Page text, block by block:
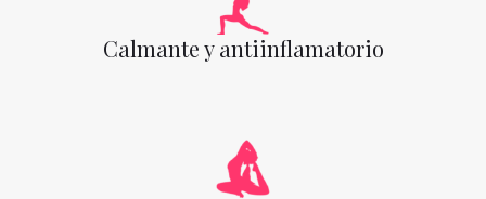
Calmante y antiinflamatorio